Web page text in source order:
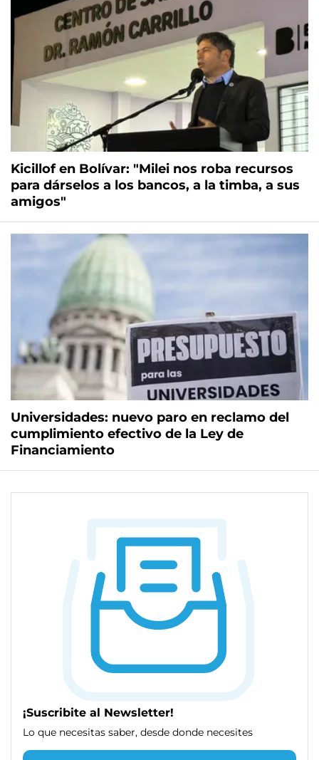
Kicillof en Bolívar: "Milei nos roba recursos
para dárselos a los bancos, a la timba, a sus
amigos"
Universidades: nuevo paro en reclamo del
cumplimiento efectivo de la Ley de
Financiamiento
¡Suscribite al Newsletter!
Lo que necesitas saber, desde donde necesites